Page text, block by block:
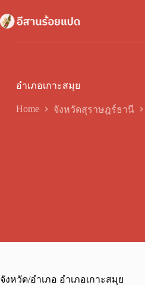
to
content
อำเภอเกาะสมุย
Home จังหวัดสุราษฎร์ธานี
จังหวัด/อำเภอ อำเภอเกาะสมุย